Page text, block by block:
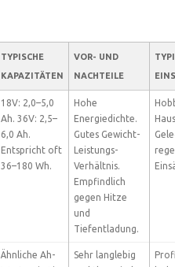
TYPISCHE
KAPAZITÄTEN
VOR- UND
NACHTEILE
18V: 2,0–5,0
Ah. 36V: 2,5–
6,0 Ah.
Entspricht oft
36–180 Wh.
Hohe
Energiedichte.
Gutes Gewicht-
Leistungs-
Verhältnis.
Empfindlich
gegen Hitze
und
Tiefentladung.
Ähnliche Ah-
Sehr langlebig